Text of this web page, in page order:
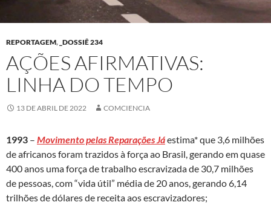
REPORTAGEM, _DOSSIÊ 234
AÇÕES AFIRMATIVAS:
LINHA DO TEMPO
13 DE ABRIL DE 2022 COMCIENCIA
1993 – Movimento pelas Reparações Jáestima* que 3,6 milhões
de africanos foram trazidos à força ao Brasil, gerando em quase
400 anos uma força de trabalho escravizada de 30,7 milhões
de pessoas, com “vida útil” média de 20 anos, gerando 6,14
trilhões de dólares de receita aos escravizadores;